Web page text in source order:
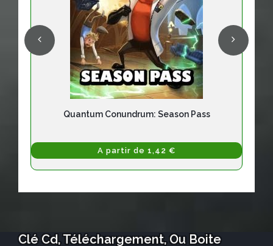
Quantum Conundrum: Season Pass
A partir de 1,42 €
Clé Cd, Téléchargement, Ou Boite